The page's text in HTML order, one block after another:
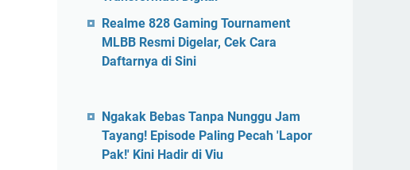
Realme 828 Gaming Tournament
MLBB Resmi Digelar, Cek Cara
Daftarnya di Sini
Ngakak Bebas Tanpa Nunggu Jam
Tayang! Episode Paling Pecah 'Lapor
Pak!' Kini Hadir di Viu